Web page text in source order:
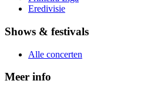
Eredivisie
Shows & festivals
Alle concerten
Meer info